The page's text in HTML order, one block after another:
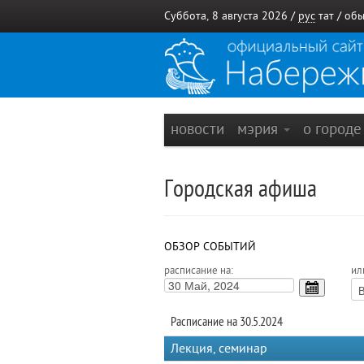
Суббота, 8 августа 2026 / рус тат /
новости мэрия о
Городская афиша
ОБЗОР СОБЫТИЙ
расписание на:
Расписание на 30.5.2024
Лекция, семинар